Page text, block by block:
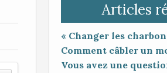
Articles